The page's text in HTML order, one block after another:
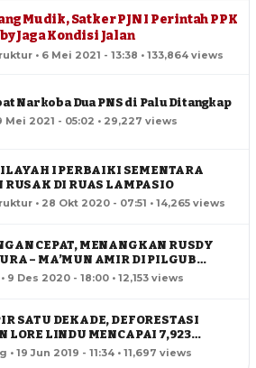
Mudik, Satker PJN I Perintah PPK
Jaga Kondisi Jalan
• 6 Mei 2021 - 13:38 • 133,864 views
Narkoba Dua PNS di Palu Ditangkap
Mei 2021 - 05:02 • 29,227 views
I PERBAIKI SEMENTARA
RUSAK DI RUAS LAMPASIO
• 28 Okt 2020 - 07:51 • 14,265 views
CEPAT, MENANGKAN RUSDY
– MA’MUN AMIR DI PILGUB
9 Des 2020 - 18:00 • 12,153 views
SATU DEKADE, DEFORESTASI
LORE LINDU MENCAPAI 7,923
• 19 Jun 2019 - 11:34 • 11,697 views